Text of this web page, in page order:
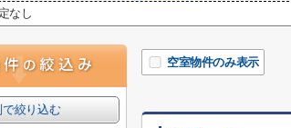
なし
空室物件のみ表示
で絞り込む